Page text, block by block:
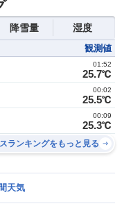
降雪量 湿度
観測値
25.7℃
01:52
25.5℃
00:02
25.3℃
00:09
ランキングをもっと見る
天気